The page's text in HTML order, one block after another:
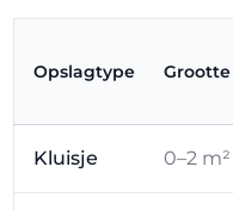
Opslagtype Grootte
Kluisje 0–2 m²